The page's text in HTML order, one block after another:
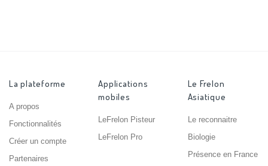
La plateforme
A propos
Fonctionnalités
Créer un compte
Partenaires
Applications
mobiles
LeFrelon Pisteur
LeFrelon Pro
Le Frelon
Asiatique
Le reconnaitre
Biologie
Présence en France